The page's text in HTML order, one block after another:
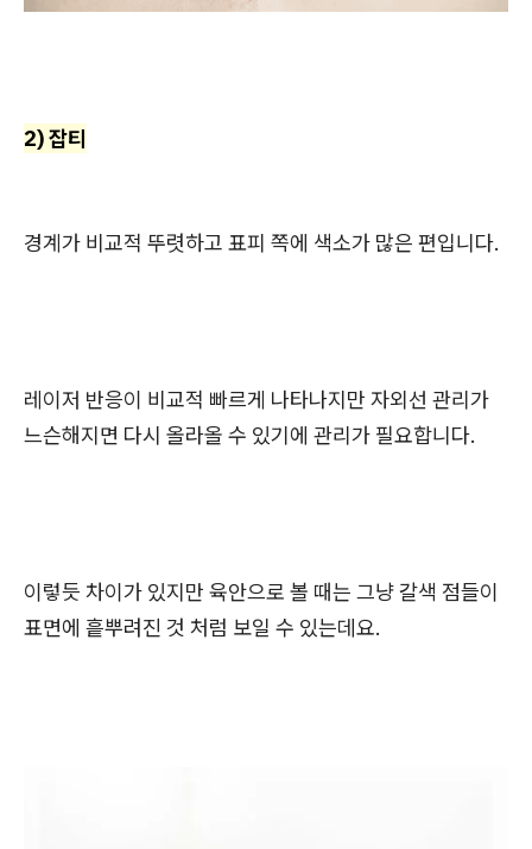
2) 잡티
경계가 비교적 뚜렷하고 표피 쪽에 색소가 많은 편입니다.
레이저 반응이 비교적 빠르게 나타나지만 자외선 관리가
느슨해지면 다시 올라올 수 있기에 관리가 필요합니다.
이렇듯 차이가 있지만 육안으로 볼 때는 그냥 갈색 점들이
표면에 흩뿌려진 것 처럼 보일 수 있는데요.